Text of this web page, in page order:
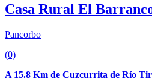
Casa Rural El
Pancorbo
(0)
A 15.8 Km de Cuzcurrita de Río